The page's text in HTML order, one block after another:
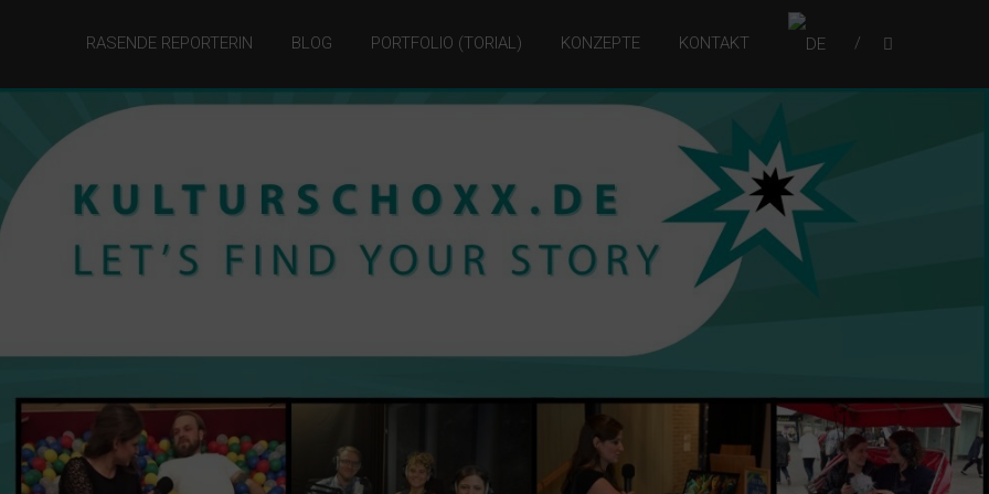
RASENDE REPORTERIN BLOG PORTFOLIO (TORIAL) KONZEPTE KONTAKT